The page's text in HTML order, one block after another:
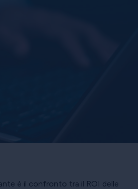
è il confronto tra il ROI delle